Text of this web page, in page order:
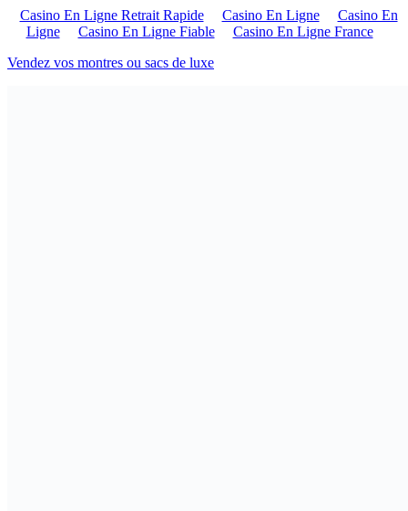
Casino En Ligne Retrait Rapide Casino En Ligne
Casino En
Ligne
Casino En Ligne Fiable
Casino En Ligne France
Vendez vos montres ou sacs de luxe